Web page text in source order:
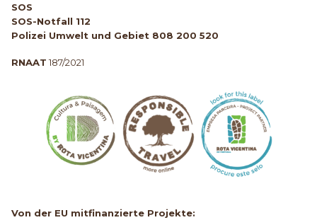
SOS
SOS-Notfall 112
Polizei Umwelt und Gebiet 808 200 520
RNAAT 187/2021
Von der EU mitfinanzierte Projekte: